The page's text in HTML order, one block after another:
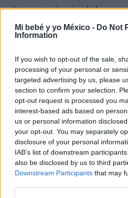
Mi bebé y yo México - Do Not
Information
If you wish to opt-out of the sale,
processing of your personal or
targeted advertising by us, please
section to confirm your selection.
opt-out request is processed you
interest-based ads based on
us or personal information
your opt-out. You may separately
disclosure of your personal
IAB’s list of downstream
also be disclosed by us to third
Downstream Participants that may
tengan paciencia y lo hagan
seguridad,sin agobiarse ellos
¡Van a hacerlo de maravilla! ¡Y
Si tienen dudas o no saben
animamos a que se informen
acudan a un taller de Baby-
agarrar confianza y descubrir
que todo el proceso resulte
Hoy en día, existen muchos
como presenciales, para que
apoyo que necesitan. Además,